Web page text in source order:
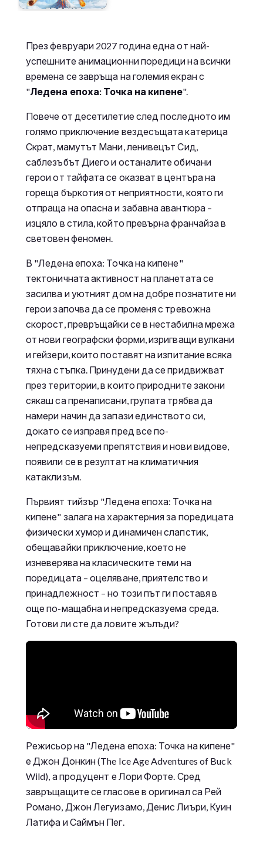
През февруари 2027 година една от най-
успешните анимационни поредици на всички
времена се завръща на големия екран с
"Ледена епоха: Точка на кипене".
Повече от десетилетие след последното им
голямо приключение вездесъщата катерица
Скрат, мамутът Мани, ленивецът Сид,
саблезъбът Диего и останалите обичани
герои от тайфата се оказват в центъра на
гореща бъркотия от неприятности, която ги
отпраща на опасна и забавна авантюра –
изцяло в стила, който превърна франчайза в
световен феномен.
В "Ледена епоха: Точка на кипене"
тектоничната активност на планетата се
засилва и уютният дом на добре познатите ни
герои започва да се променя с тревожна
скорост, превръщайки се в нестабилна мрежа
от нови географски форми, изригващи вулкани
и гейзери, които поставят на изпитание всяка
тяхна стъпка. Принудени да се придвижват
през територии, в които природните закони
сякаш са пренаписани, групата трябва да
намери начин да запази единството си,
докато се изправя пред все по-
непредсказуеми препятствия и нови видове,
появили се в резултат на климатичния
катаклизъм.
Първият тийзър "Ледена епоха: Точка на
кипене" залага на характерния за поредицата
физически хумор и динамичен слапстик,
обещавайки приключение, което не
изневерява на класическите теми на
поредицата – оцеляване, приятелство и
принадлежност – но този път ги поставя в
още по-мащабна и непредсказуема среда.
Готови ли сте да ловите жълъди?
Режисьор на "Ледена епоха: Точка на кипене"
е Джон Донкин (The Ice Age Adventures of Buck
Wild), а продуцент е Лори Форте. Сред
завръщащите се гласове в оригинал са Рей
Романо, Джон Легуизамо, Денис Лиъри, Куин
Латифа и Саймън Пег.